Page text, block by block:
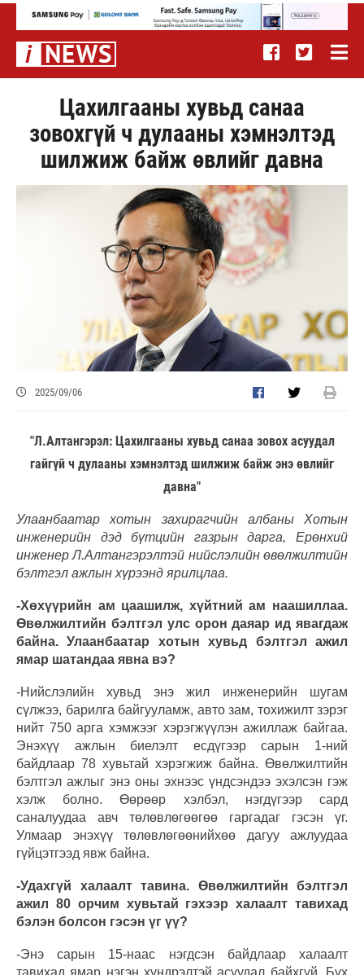
Цахилгааны хувьд санаа
зовохгүй ч дулааны хэмнэлтэд
шилжиж байж өвлийг давна
2025/09/06
"Л.Алтангэрэл: Цахилгааны хувьд санаа зовох асуудал
гайгүй ч дулааны хэмнэлтэд шилжиж байж энэ өвлийг
давна"
Улаанбаатар хотын захирагчийн албаны Хотын
инженерийн дэд бүтцийн газрын дарга, Ерөнхий
инженер Л.Алтангэрэлтэй нийслэлийн өвөлжилтийн
бэлтгэл ажлын хүрээнд ярилцлаа.
-Хөхүүрийн ам цаашилж, хүйтний ам наашиллаа.
Өвөлжилтийн бэлтгэл улс орон даяар ид явагдаж
байна. Улаанбаатар хотын хувьд бэлтгэл ажил
ямар шатандаа явна вэ?
-Нийслэлийн хувьд энэ жил инженерийн шугам
сүлжээ, барилга байгууламж, авто зам, тохижилт зэрэг
нийт 750 арга хэмжээг хэрэгжүүлэн ажиллаж байгаа.
Энэхүү ажлын биелэлт есдүгээр сарын 1-ний
байдлаар 78 хувьтай хэрэгжиж байна. Өвөлжилтийн
бэлтгэл ажлыг энэ оны эхнээс үндсэндээ эхэлсэн гэж
хэлж болно. Өөрөөр хэлбэл, нэгдүгээр сард
саналуудаа авч төлөвлөгөөгөө гаргадаг гэсэн үг.
Улмаар энэхүү төлөвлөгөөнийхөө дагуу ажлуудаа
гүйцэтгээд явж байна.
-Удахгүй халаалт тавина. Өвөлжилтийн бэлтгэл
ажил 80 орчим хувьтай гэхээр халаалт тавихад
бэлэн болсон гэсэн үг үү?
-Энэ сарын 15-наас нэгдсэн байдлаар халаалт